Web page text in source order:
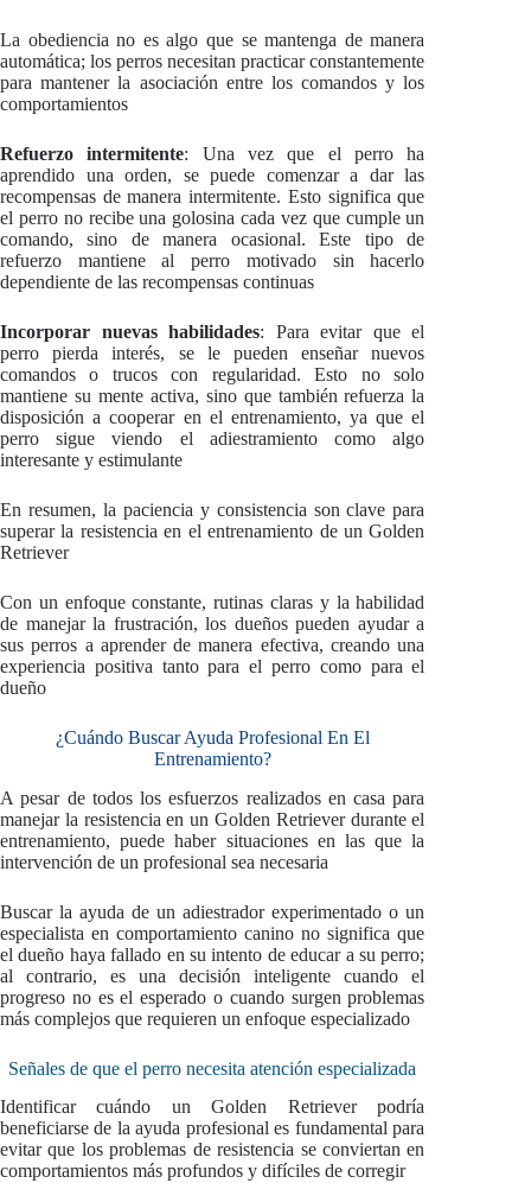
La obediencia no es algo que se mantenga de manera
automática; los perros necesitan practicar constantemente
para mantener la asociación entre los comandos y los
comportamientos
Refuerzo intermitente: Una vez que el perro ha
aprendido una orden, se puede comenzar a dar las
recompensas de manera intermitente. Esto significa que
el perro no recibe una golosina cada vez que cumple un
comando, sino de manera ocasional. Este tipo de
refuerzo mantiene al perro motivado sin hacerlo
dependiente de las recompensas continuas
Incorporar nuevas habilidades: Para evitar que el
perro pierda interés, se le pueden enseñar nuevos
comandos o trucos con regularidad. Esto no solo
mantiene su mente activa, sino que también refuerza la
disposición a cooperar en el entrenamiento, ya que el
perro sigue viendo el adiestramiento como algo
interesante y estimulante
En resumen, la paciencia y consistencia son clave para
superar la resistencia en el entrenamiento de un Golden
Retriever
Con un enfoque constante, rutinas claras y la habilidad
de manejar la frustración, los dueños pueden ayudar a
sus perros a aprender de manera efectiva, creando una
experiencia positiva tanto para el perro como para el
dueño
¿Cuándo Buscar Ayuda Profesional En El
Entrenamiento?
A pesar de todos los esfuerzos realizados en casa para
manejar la resistencia en un Golden Retriever durante el
entrenamiento, puede haber situaciones en las que la
intervención de un profesional sea necesaria
Buscar la ayuda de un adiestrador experimentado o un
especialista en comportamiento canino no significa que
el dueño haya fallado en su intento de educar a su perro;
al contrario, es una decisión inteligente cuando el
progreso no es el esperado o cuando surgen problemas
más complejos que requieren un enfoque especializado
Señales de que el perro necesita atención especializada
Identificar cuándo un Golden Retriever podría
beneficiarse de la ayuda profesional es fundamental para
evitar que los problemas de resistencia se conviertan en
comportamientos más profundos y difíciles de corregir